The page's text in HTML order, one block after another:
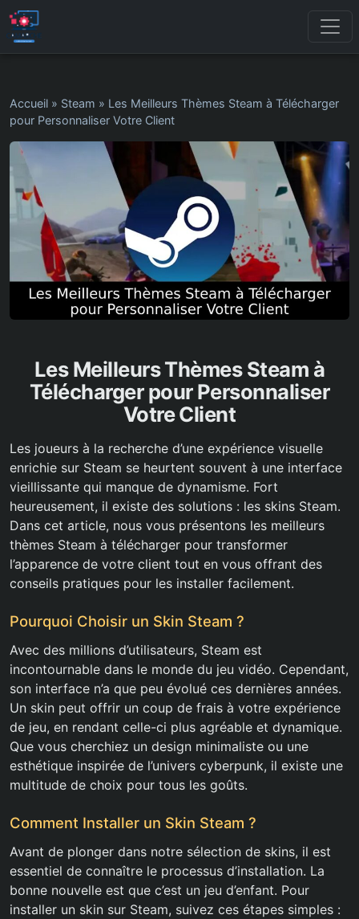
Accueil » Steam » Les Meilleurs Thèmes Steam à Télécharger
pour Personnaliser Votre Client
Les Meilleurs Thèmes Steam à
Télécharger pour Personnaliser
Votre Client
Les joueurs à la recherche d’une expérience visuelle
enrichie sur Steam se heurtent souvent à une interface
vieillissante qui manque de dynamisme. Fort
heureusement, il existe des solutions : les skins Steam.
Dans cet article, nous vous présentons les meilleurs
thèmes Steam à télécharger pour transformer
l’apparence de votre client tout en vous offrant des
conseils pratiques pour les installer facilement.
Pourquoi Choisir un Skin Steam ?
Avec des millions d’utilisateurs, Steam est
incontournable dans le monde du jeu vidéo. Cependant,
son interface n’a que peu évolué ces dernières années.
Un skin peut offrir un coup de frais à votre expérience
de jeu, en rendant celle-ci plus agréable et dynamique.
Que vous cherchiez un design minimaliste ou une
esthétique inspirée de l’univers cyberpunk, il existe une
multitude de choix pour tous les goûts.
Comment Installer un Skin Steam ?
Avant de plonger dans notre sélection de skins, il est
essentiel de connaître le processus d’installation. La
bonne nouvelle est que c’est un jeu d’enfant. Pour
installer un skin sur Steam, suivez ces étapes simples :